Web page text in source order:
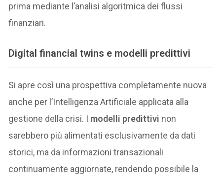
prima mediante l’analisi algoritmica dei flussi
finanziari.
Digital financial twins e modelli predittivi
Si apre così una prospettiva completamente nuova
anche per l’Intelligenza Artificiale applicata alla
gestione della crisi. I modelli predittivi non
sarebbero più alimentati esclusivamente da dati
storici, ma da informazioni transazionali
continuamente aggiornate, rendendo possibile la